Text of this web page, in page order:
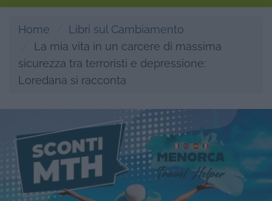
Home
Libri sul Cambiamento
La mia vita in un carcere di massima
sicurezza tra terroristi e depressione:
Loredana si racconta